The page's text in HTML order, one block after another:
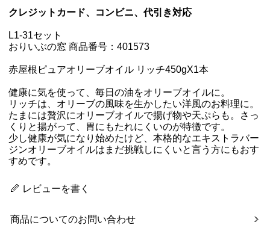
クレジットカード、コンビニ、代引き対応
L1-31セット
おりいぶの窓 商品番号：401573
赤屋根ピュアオリーブオイル リッチ450gX1本
健康に気を使って、毎日の油をオリーブオイルに。
リッチは、オリーブの風味を生かしたい洋風のお料理に。
たまには贅沢にオリーブオイルで揚げ物や天ぷらも。さっ
くりと揚がって、胃にもたれにくいのが特徴です。
少し健康が気になり始めたけど、本格的なエキストラバー
ジンオリーブオイルはまだ挑戦しにくいと言う方にもおす
すめです。
レビューを書く
商品についてのお問い合わせ